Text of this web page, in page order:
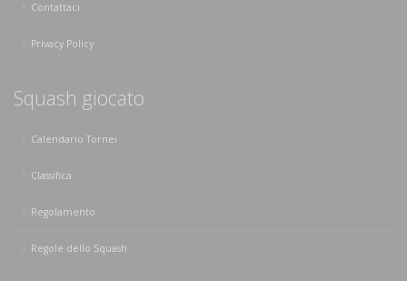
Contattaci
Privacy Policy
Squash giocato
Calendario Tornei
Classifica
Regolamento
Regole dello Squash